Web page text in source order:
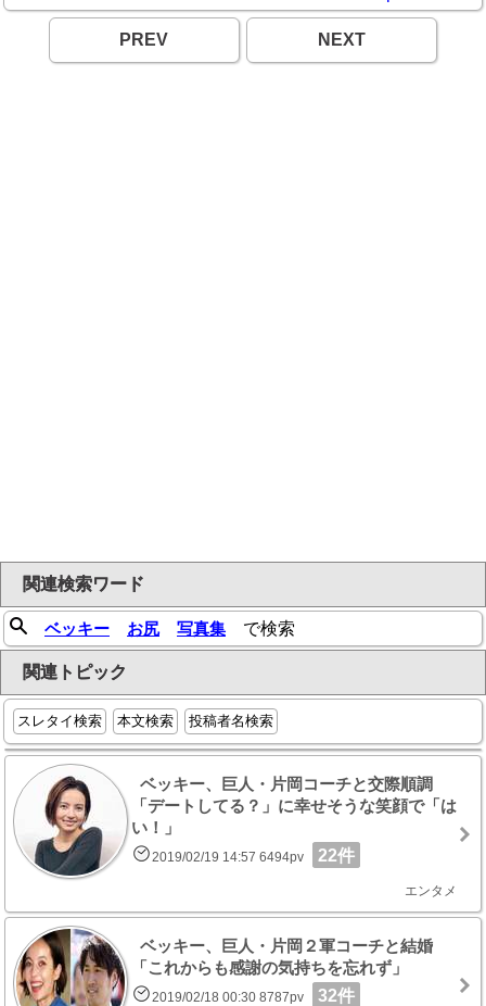
PREV NEXT
関連検索ワード
ベッキー お尻 写真集 で検索
関連トピック
スレタイ検索 本文検索 投稿者名検索
ベッキー、巨人・片岡コーチと交際順調
「デートしてる？」に幸せそうな笑顔で「は
い！」
2019/02/19 14:57 6494pv 22件
エンタメ
ベッキー、巨人・片岡２軍コーチと結婚
「これからも感謝の気持ちを忘れず」
2019/02/18 00:30 8787pv 32件